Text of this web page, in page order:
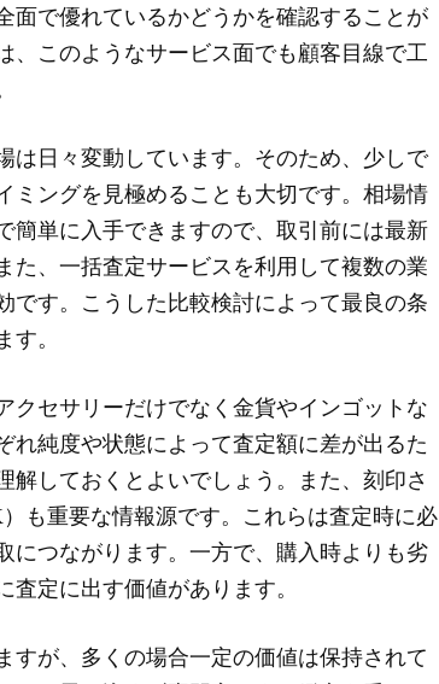
面で優れているかどうかを確認することが
、このようなサービス面でも顧客目線で工
は日々変動しています。そのため、少しで
ミングを見極めることも大切です。相場情
簡単に入手できますので、取引前には最新
た、一括査定サービスを利用して複数の業
です。こうした比較検討によって最良の条
。
クセサリーだけでなく金貨やインゴットな
れ純度や状態によって査定額に差が出るた
解しておくとよいでしょう。また、刻印さ
も重要な情報源です。これらは査定時に必
につながります。一方で、購入時よりも劣
定に出す価値があります。
すが、多くの場合一定の価値は保持されて